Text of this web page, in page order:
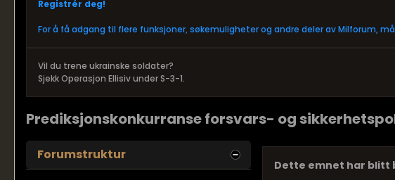
Registrér deg!
For å få adgang til flere funksjoner, søkemuligheter og andre deler av Milforum,
Vil du trene ukrainske soldater?
Sjekk Operasjon Ellisiv under S-3-1.
Prediksjonskonkurranse forsvars- og
Dette emnet har blitt
Forumstruktur